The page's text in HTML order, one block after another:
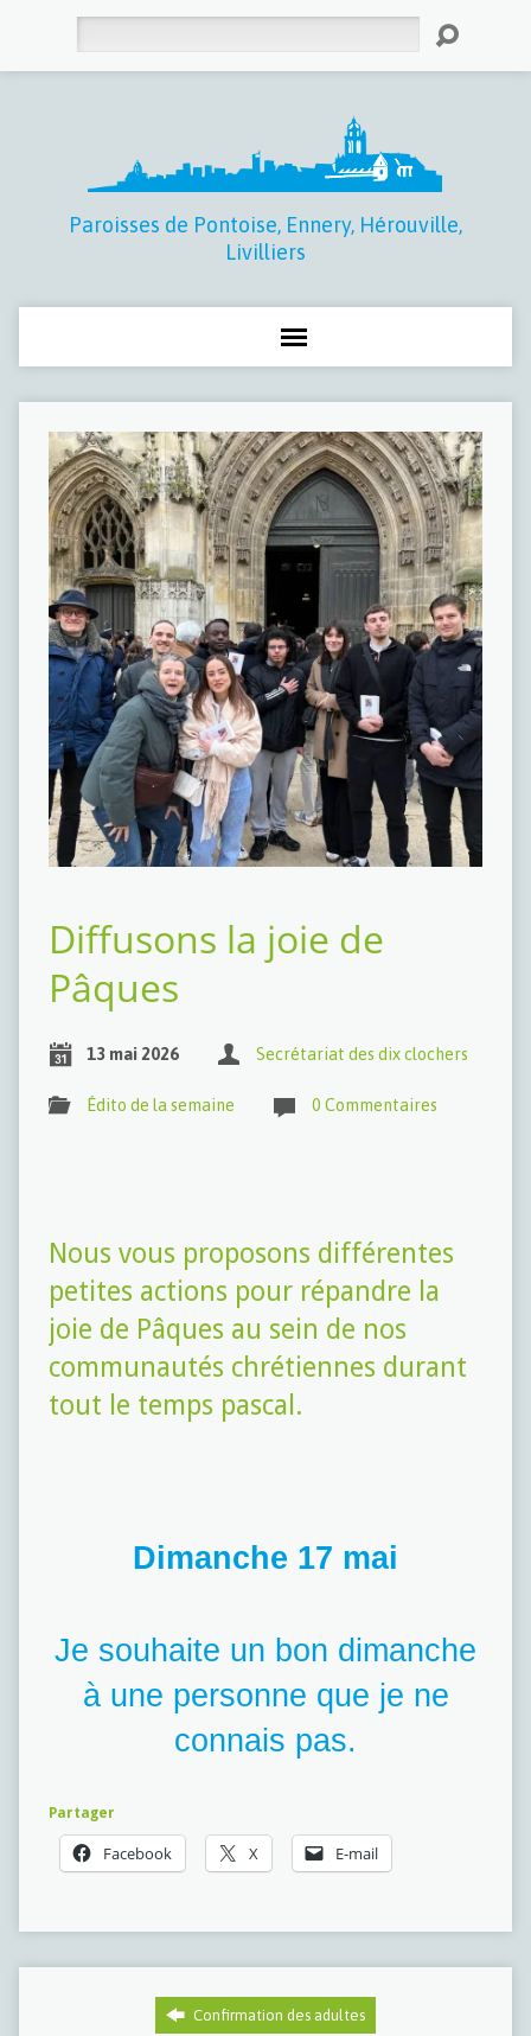
Paroisses de Pontoise, Ennery, Hérouville,
Livilliers
Diffusons la joie de
Pâques
13 mai 2026 Secrétariat des dix clochers
Édito de la semaine 0 Commentaires
Nous vous proposons différentes
petites actions pour répandre la
joie de Pâques au sein de nos
communautés chrétiennes durant
tout le temps pascal.
Dimanche 17 mai
Je souhaite un bon dimanche
à une personne que je ne
connais pas.
Partager
Facebook X E-mail
Confirmation des adultes